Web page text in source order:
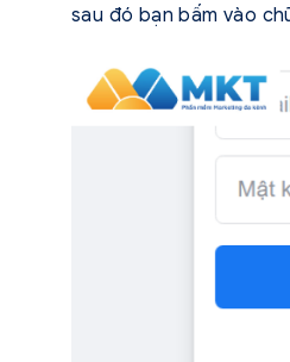
sau đó bạn bấm vào